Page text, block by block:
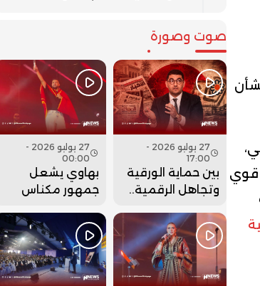
قوي
صوت وصورة
27 يوليو 2026 -
17:00
بين حماية الورقية
وتجاهل الرقمية..
بنسعيد عقارب
الساعة إلى الوراء؟
27 يوليو 2026 -
00:00
بهاوي يشعل
جمهور مكناس
عيساوة.. فيديو